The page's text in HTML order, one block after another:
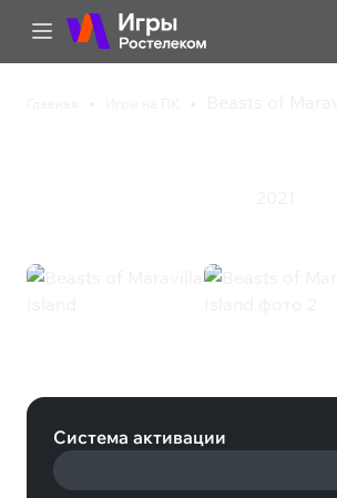
Система активации